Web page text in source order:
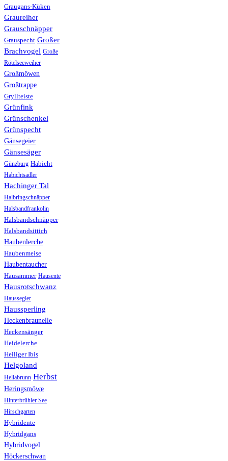
Graugans-Küken
Graureiher
Grauschnäpper
Grauspecht Großer
Brachvogel Große
Rötelseeweiher
Großmöwen
Großtrappe
Gryllteiste
Grünfink
Grünschenkel
Grünspecht
Gänsegeier
Gänsesäger
Günzburg Habicht
Habichtsadler
Hachinger Tal
Halbringschnäpper
Halsbandfrankolin
Halsbandschnäpper
Halsbandsittich
Haubenlerche
Haubenmeise
Haubentaucher
Hausammer Hausente
Hausrotschwanz
Haussegler
Haussperling
Heckenbraunelle
Heckensänger
Heidelerche
Heiliger Ibis
Helgoland
Hellabrunn Herbst
Heringsmöwe
Hinterbrühler See
Hirschgarten
Hybridente
Hybridgans
Hybridvogel
Höckerschwan